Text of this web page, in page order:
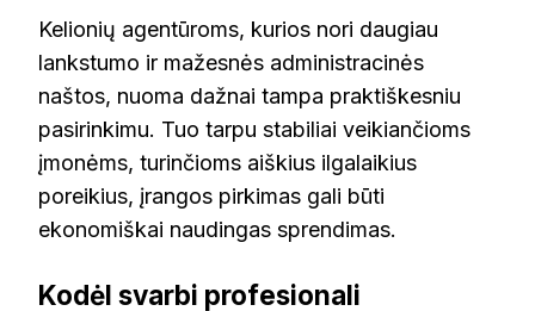
Kelionių agentūroms, kurios nori daugiau
lankstumo ir mažesnės administracinės
naštos, nuoma dažnai tampa praktiškesniu
pasirinkimu. Tuo tarpu stabiliai veikiančioms
įmonėms, turinčioms aiškius ilgalaikius
poreikius, įrangos pirkimas gali būti
ekonomiškai naudingas sprendimas.
Kodėl svarbi profesionali